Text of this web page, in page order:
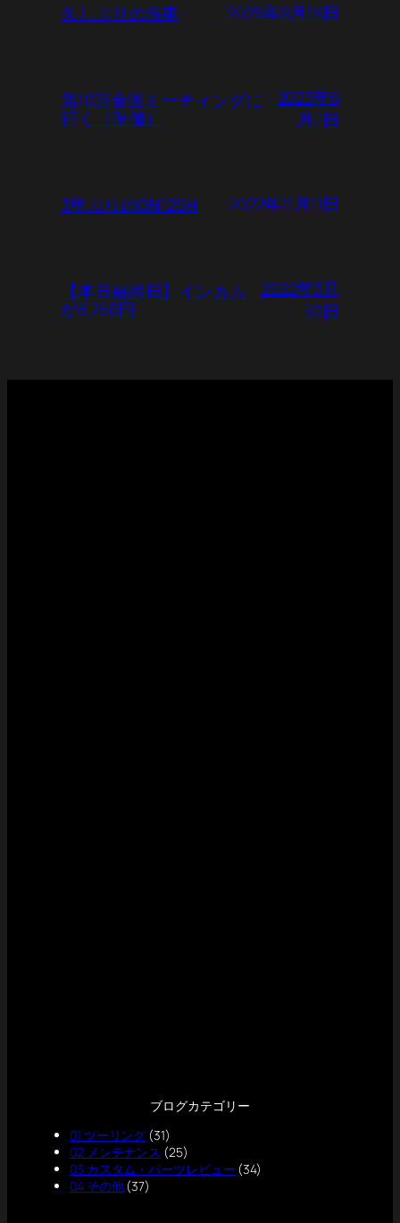
久しぶりの洗車 2025年9月19日
第10回全国ミーティングに
行く（準備）
2023年6
月2日
3年ぶりのGN125H 2022年11月11日
【本日最終日】インカム
が3,750円
2022年3月
30日
ブログカテゴリー
01 ツーリング (31)
02 メンテナンス (25)
03 カスタム・パーツレビュー (34)
04 その他(37)